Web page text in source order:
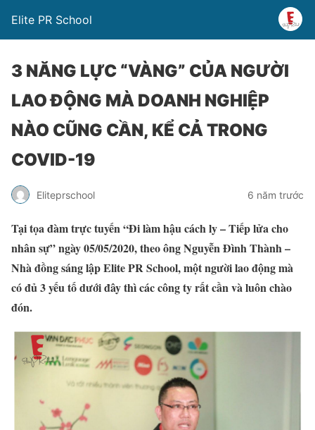
Elite PR School
3 NĂNG LỰC “VÀNG” CỦA NGƯỜI
LAO ĐỘNG MÀ DOANH NGHIỆP
NÀO CŨNG CẦN, KỂ CẢ TRONG
COVID-19
Eliteprschool 6 năm trước
Tại tọa đàm trực tuyến “Đi làm hậu cách ly – Tiếp lửa cho
nhân sự” ngày 05/05/2020, theo ông Nguyễn Đình Thành –
Nhà đồng sáng lập Elite PR School, một người lao động mà
có đủ 3 yếu tố dưới đây thì các công ty rất cần và luôn chào
đón.